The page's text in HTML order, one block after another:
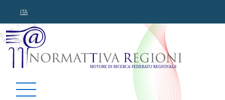
ITA
Normattiva Regioni -